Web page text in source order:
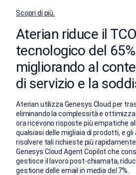
Scopri di più.
Aterian riduce il TCO
tecnologico del 65%
migliorando al
di servizio e la
Aterian utilizza Genesys Cloud per
eliminando la complessità e
ora ricevono risposte più empatiche
qualsiasi delle migliaia di prodotti, e
risolvere tali richieste più
Genesys Cloud Agent Copilot che
gestisce il lavoro post-chiamata,
gestione delle email in media del 7%.